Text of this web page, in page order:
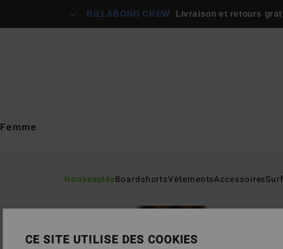
BILLABONG CREW Livraison et retours
NouveautésBoardshortsVêtementsAccessoires
Femme
CE SITE UTILISE DES COOKIES